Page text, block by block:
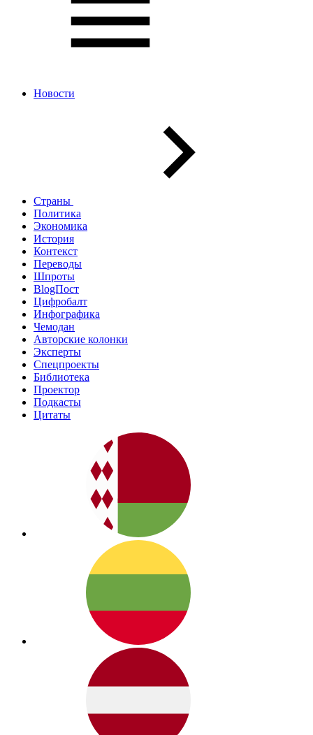
Новости
Страны
Политика
Экономика
История
Контекст
Переводы
Шпроты
BlogПост
Цифробалт
Инфографика
Чемодан
Авторские колонки
Эксперты
Спецпроекты
Библиотека
Проектор
Подкасты
Цитаты